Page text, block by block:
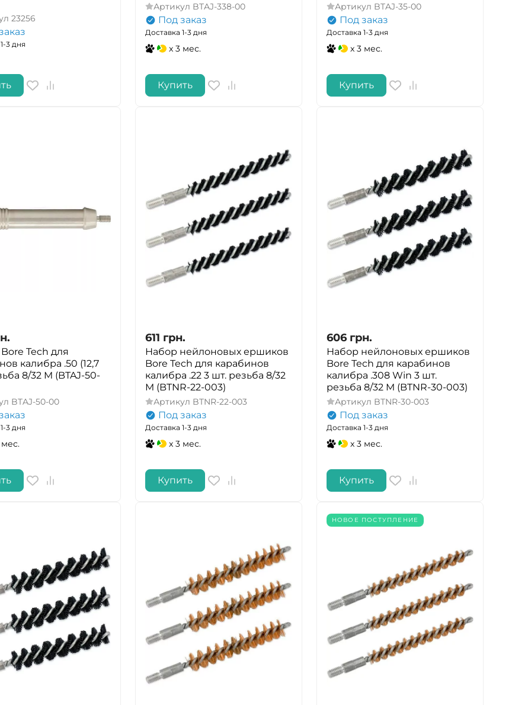
23256
3 дня
Артикул BTAJ-338-00
Под заказ
Доставка 1-3 дня
x 3 мес.
Купить
Артикул BTAJ-35-00
Под заказ
Доставка 1-3 дня
x 3 мес.
Купить
Tech для
калибра .50 (12,7
8/32 M (BTAJ-50-
BTAJ-50-00
3 дня
мес.
611 грн.
Набор нейлоновых ершиков
Bore Tech для карабинов
калибра .22 3 шт. резьба 8/32
M (BTNR-22-003)
Артикул BTNR-22-003
Под заказ
Доставка 1-3 дня
x 3 мес.
Купить
606 грн.
Набор нейлоновых ершиков
Bore Tech для карабинов
калибра .308 Win 3 шт.
резьба 8/32 M (BTNR-30-003)
Артикул BTNR-30-003
Под заказ
Доставка 1-3 дня
x 3 мес.
Купить
НОВОЕ ПОСТУПЛЕНИЕ
НЕТ